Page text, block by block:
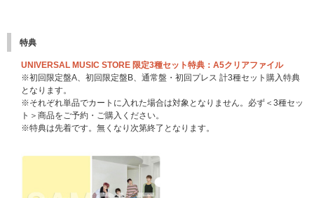
特典
UNIVERSAL MUSIC STORE 限定3種セット特典：A5クリアファイル
※初回限定盤A、初回限定盤B、通常盤・初回プレス 計3種セット購入特典
となります。
※それぞれ単品でカートに入れた場合は対象となりません。必ず＜3種セッ
ト＞商品をご予約・ご購入ください。
※特典は先着です。無くなり次第終了となります。